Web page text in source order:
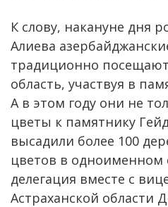
К слову, накануне дня
Алиева
традиционно
область, участвуя в
А в этом году они не
цветы к памятнику
высадили более 100
цветов в одноименном
делегация вместе с
Астраханской области